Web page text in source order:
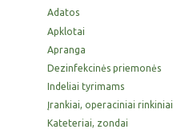
Adatos
Apklotai
Apranga
Dezinfekcinės priemonės
Indeliai tyrimams
Įrankiai, operaciniai rinkiniai
Kateteriai, zondai